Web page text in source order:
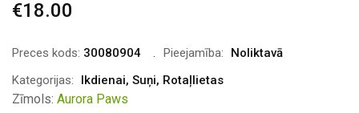
€18.00
Preces kods: 30080904 Pieejamība:
Noliktavā
Kategorijas:
Ikdienai, Suņi, Rotaļlietas
Zīmols: Aurora Paws